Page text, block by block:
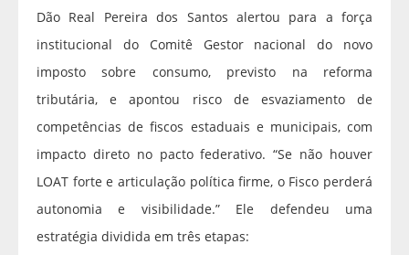
Dão Real Pereira dos Santos alertou para a força
institucional do Comitê Gestor nacional do novo
imposto sobre consumo, previsto na reforma
tributária, e apontou risco de esvaziamento de
competências de fiscos estaduais e municipais, com
impacto direto no pacto federativo. “Se não houver
LOAT forte e articulação política firme, o Fisco perderá
autonomia e visibilidade.” Ele defendeu uma
estratégia dividida em três etapas: